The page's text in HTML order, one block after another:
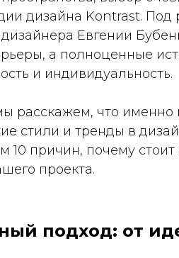
дизайна Kontrast. Под
Евгении
а полноценные
и индивидуальность.
расскажем, что
стили и тренды в
10 причин, почему
проекта.
подход: от